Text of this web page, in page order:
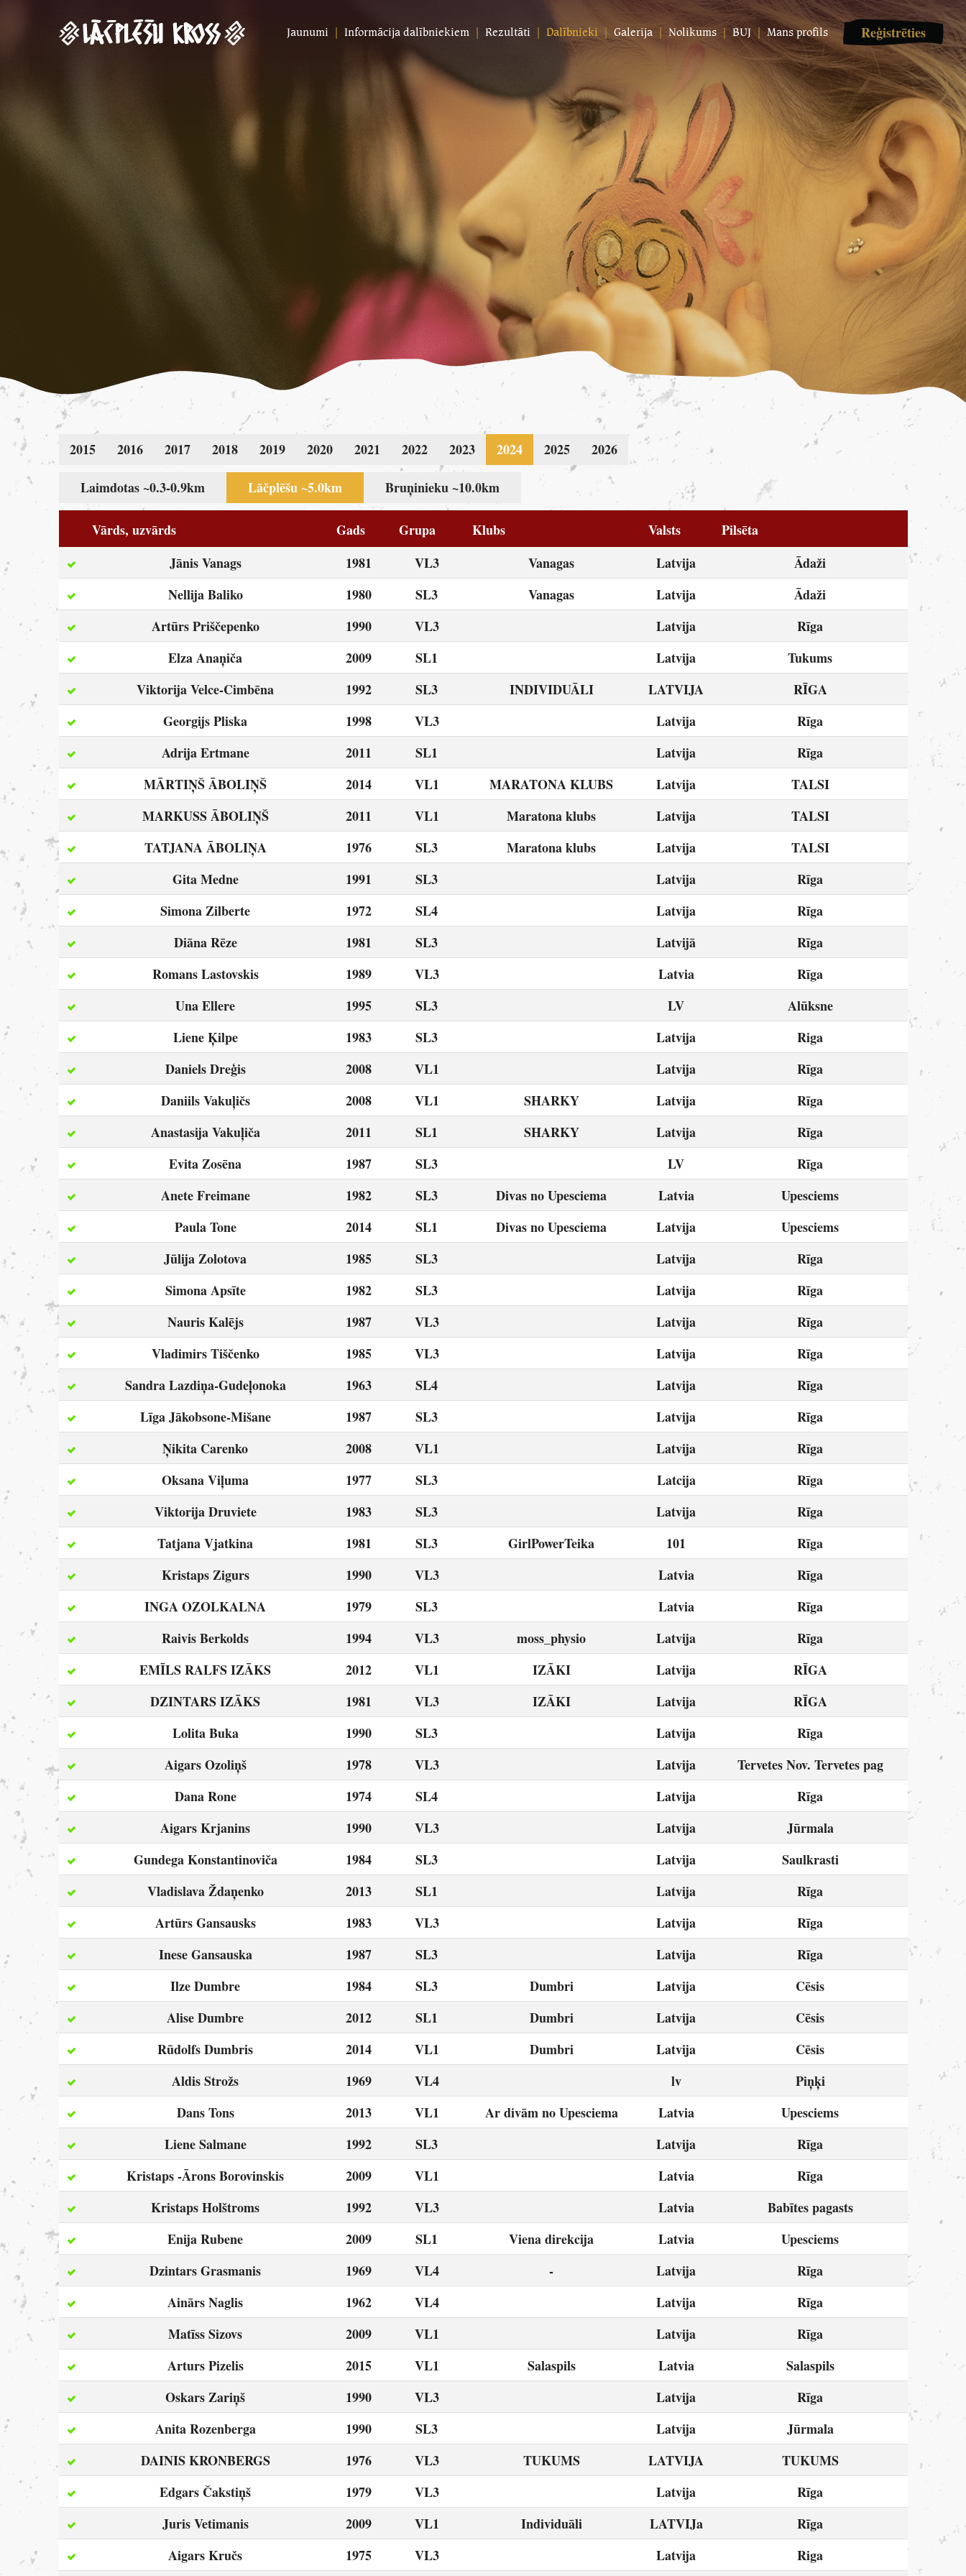
Jaunumi Informācija dalībniekiem Rezultāti Dalībnieki Galerija Nolikums BUJ Mans profils Reģistrēties
2015 2016 2017 2018 2019 2020 2021 2022 2023 2024 2025 2026
Laimdotas ~0.3-0.9km Lāčplēšu ~5.0km Bruņinieku ~10.0km
Vārds, uzvārds Gads Grupa Klubs Valsts
Pilsēta
Jānis Vanags
1981 VL3 Vanagas Latvija
Ādaži
Nellija Baliko
1980 SL3 Vanagas Latvija
Ādaži
Artūrs Priščepenko
1990 VL3 Latvija
Rīga
Elza Anaņiča
2009 SL1 Latvija
Tukums
Viktorija Velce-Cimbēna
1992 SL3 INDIVIDUĀLI LATVIJA
RĪGA
Georgijs Pliska
1998 VL3 Latvija
Rīga
Adrija Ertmane
2011 SL1 Latvija
Rīga
MĀRTIŅŠ ĀBOLIŅŠ
2014 VL1 MARATONA KLUBS Latvija
TALSI
MARKUSS ĀBOLIŅŠ
2011 VL1 Maratona klubs Latvija
TALSI
TATJANA ĀBOLIŅA
1976 SL3 Maratona klubs Latvija
TALSI
Gita Medne
1991 SL3 Latvija
Rīga
Simona Zilberte
1972 SL4 Latvija
Rīga
Diāna Rēze
1981 SL3 Latvijā
Rīga
Romans Lastovskis
1989 VL3 Latvia
Rīga
Una Ellere
1995 SL3 LV
Alūksne
Liene Ķilpe
1983 SL3 Latvija
Riga
Daniels Dreģis
2008 VL1 Latvija
Rīga
Daniils Vakuļičs
2008 VL1 SHARKY Latvija
Rīga
Anastasija Vakuļiča
2011 SL1 SHARKY Latvija
Rīga
Evita Zosēna
1987 SL3 LV
Rīga
Anete Freimane
1982 SL3 Divas no Upesciema Latvia
Upesciems
Paula Tone
2014 SL1 Divas no Upesciema Latvija
Upesciems
Jūlija Zolotova
1985 SL3 Latvija
Rīga
Simona Apsīte
1982 SL3 Latvija
Rīga
Nauris Kalējs
1987 VL3 Latvija
Rīga
Vladimirs Tiščenko
1985 VL3 Latvija
Rīga
Sandra Lazdiņa-Gudeļonoka
1963 SL4 Latvija
Rīga
Līga Jākobsone-Mišane
1987 SL3 Latvija
Rīga
Ņikita Carenko
2008 VL1 Latvija
Rīga
Oksana Viļuma
1977 SL3 Latcija
Rīga
Viktorija Druviete
1983 SL3 Latvija
Rīga
Tatjana Vjatkina
1981 SL3 GirlPowerTeika 101
Rīga
Kristaps Zigurs
1990 VL3 Latvia
Rīga
INGA OZOLKALNA
1979 SL3 Latvia
Rīga
Raivis Berkolds
1994 VL3 moss_physio Latvija
Rīga
EMĪLS RALFS IZĀKS
2012 VL1 IZĀKI Latvija
RĪGA
DZINTARS IZĀKS
1981 VL3 IZĀKI Latvija
RĪGA
Lolita Buka
1990 SL3 Latvija
Rīga
Aigars Ozoliņš
1978 VL3 Latvija
Tervetes Nov. Tervetes pag
Dana Rone
1974 SL4 Latvija
Rīga
Aigars Krjanins
1990 VL3 Latvija
Jūrmala
Gundega Konstantinoviča
1984 SL3 Latvija
Saulkrasti
Vladislava Ždaņenko
2013 SL1 Latvija
Rīga
Artūrs Gansausks
1983 VL3 Latvija
Rīga
Inese Gansauska
1987 SL3 Latvija
Rīga
Ilze Dumbre
1984 SL3 Dumbri Latvija
Cēsis
Alise Dumbre
2012 SL1 Dumbri Latvija
Cēsis
Rūdolfs Dumbris
2014 VL1 Dumbri Latvija
Cēsis
Aldis Strožs
1969 VL4 lv
Piņķi
Dans Tons
2013 VL1 Ar divām no Upesciema Latvia
Upesciems
Liene Salmane
1992 SL3 Latvija
Rīga
Kristaps -Ārons Borovinskis
2009 VL1 Latvia
Rīga
Kristaps Holštroms
1992 VL3 Latvia
Babītes pagasts
Enija Rubene
2009 SL1 Viena direkcija Latvia
Upesciems
Dzintars Grasmanis
1969 VL4 - Latvija
Rīga
Ainārs Naglis
1962 VL4 Latvija
Rīga
Matīss Sizovs
2009 VL1 Latvija
Rīga
Arturs Pizelis
2015 VL1 Salaspils Latvia
Salaspils
Oskars Zariņš
1990 VL3 Latvija
Rīga
Anita Rozenberga
1990 SL3 Latvija
Jūrmala
DAINIS KRONBERGS
1976 VL3 TUKUMS LATVIJA
TUKUMS
Edgars Čakstiņš
1979 VL3 Latvija
Rīga
Juris Vetimanis
2009 VL1 Individuāli LATVIJa
Rīga
Aigars Kručs
1975 VL3 Latvija Riga